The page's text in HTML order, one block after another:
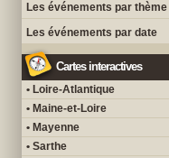
Les événements par thème
Les événements par date
Cartes interactives
• Loire-Atlantique
• Maine-et-Loire
• Mayenne
• Sarthe